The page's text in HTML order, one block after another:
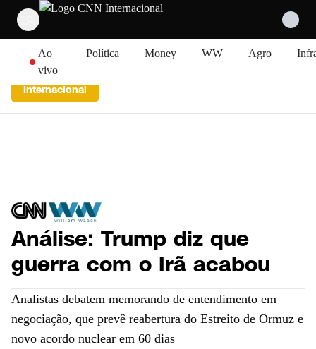
Ao
vivo
Política Money WW Agro
Internacional
Análise: Trump diz que
guerra com o Irã acabou
Analistas debatem memorando de entendimento em
negociação, que prevê reabertura do Estreito de Ormuz e
novo acordo nuclear em 60 dias